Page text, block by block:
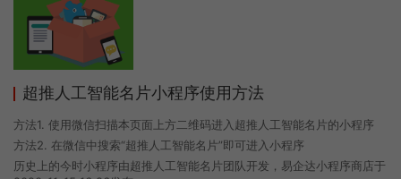
超推人工智能名片小程序使用方法
方法1. 使用微信扫描本页面上方二维码进入超推人工智能名片的小程序
方法2. 在微信中搜索“超推人工智能名片”即可进入小程序
历史上的今时小程序由超推人工智能名片团队开发，易企达小程序商店于